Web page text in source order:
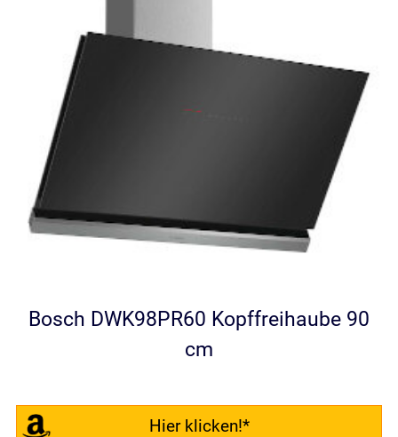
Bosch DWK98PR60 Kopffreihaube 90
cm
Hier klicken!*